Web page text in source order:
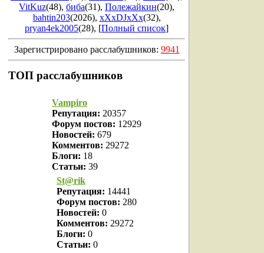
VitKuz(48), биба(31), Полежайкин(20),
bahtin203(2026), xXxDJxXx(32),
pryan4ek2005(28), [Полный список]
Зарегистрировано расслабушников: 9941
ТОП расслабушников
Vampiro
Репутация: 20357
Форум постов: 12929
Новостей: 679
Комментов: 29272
Блоги: 18
Статьи: 39
St@rik
Репутация: 14441
Форум постов: 280
Новостей: 0
Комментов: 29272
Блоги: 0
Статьи: 0